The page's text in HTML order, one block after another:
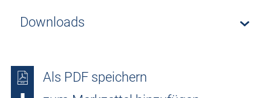
Downloads
Als PDF speichern